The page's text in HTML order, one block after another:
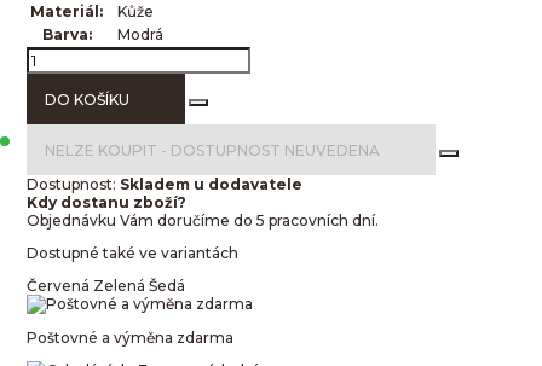
Materiál:
Kůže
Barva:
Modrá
DO KOŠÍKU
NELZE KOUPIT - DOSTUPNOST NEUVEDENA
Dostupnost: Skladem u dodavatele
Kdy dostanu zboží?
Objednávku Vám doručíme do 5 pracovních dní.
Dostupné také ve variantách
Červená Zelená Šedá
Poštovné a výměna zdarma